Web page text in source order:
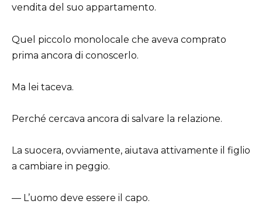
vendita del suo appartamento.
Quel piccolo monolocale che aveva comprato
prima ancora di conoscerlo.
Ma lei taceva.
Perché cercava ancora di salvare la relazione.
La suocera, ovviamente, aiutava attivamente il figlio
a cambiare in peggio.
— L’uomo deve essere il capo.